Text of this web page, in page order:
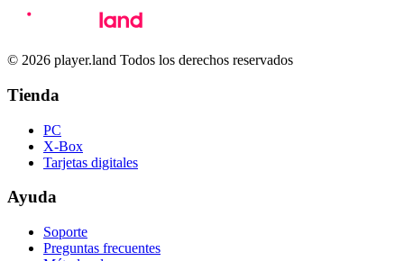
© 2026 player.land Todos los derechos reservados
Tienda
PC
X-Box
Tarjetas digitales
Ayuda
Soporte
Preguntas frecuentes